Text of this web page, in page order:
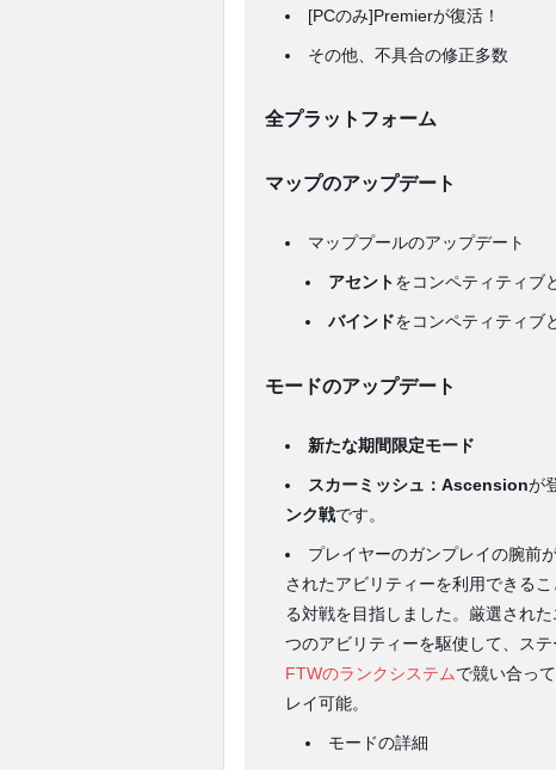
[PCのみ]Premierが復活！
その他、不具合の修正多数
全プラットフォーム
マップのアップデート
マッププールのアップデート
アセントをコンペティティブ
バインドをコンペティティブ
モードのアップデート
新たな期間限定モード
スカーミッシュ：Ascensionが
ンク戦です。
プレイヤーのガンプレイの腕前
されたアビリティーを利用できる
る対戦を目指しました。厳選され
つのアビリティーを駆使して、ス
FTWのランクシステムで競い合っ
レイ可能。
モードの詳細